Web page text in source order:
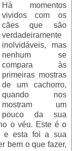
Há momentos
vividos com os
cães que são
verdadeiramente
inolvidáveis, mas
nenhum se
compara às
primeiras mostras
de um cachorro,
quando nos
mostram um
pouco da sua
o véu. Este é o
e esta foi a sua
bem o que fazer,